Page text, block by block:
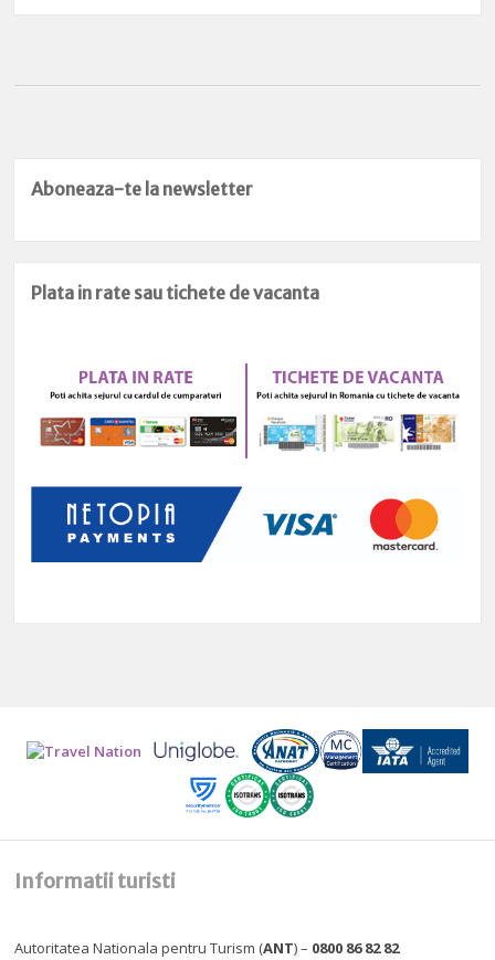
Aboneaza-te la newsletter
Plata in rate sau tichete de vacanta
Informatii turisti
Autoritatea Nationala pentru Turism (ANT) – 0800 86 82 82